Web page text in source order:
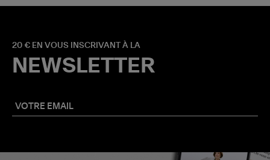
20 € EN VOUS INSCRIVANT À LA
NEWSLETTER